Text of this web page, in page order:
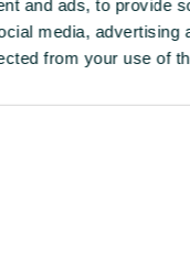
and ads, to provide
media,
from your use of